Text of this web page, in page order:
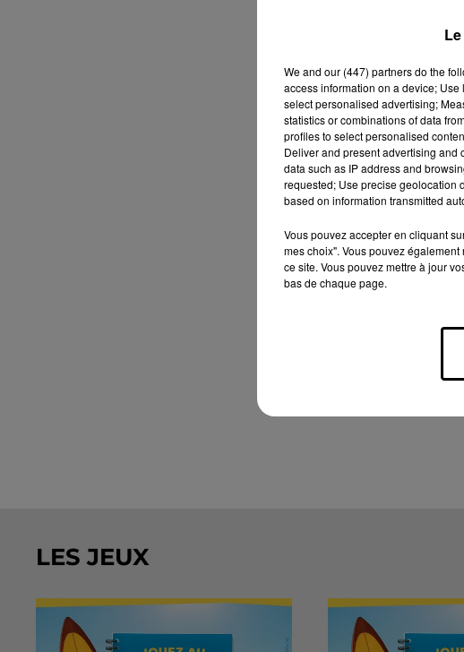
LES JEUX
We and our (447) partnersdo the
access information on a device;
select personalised advertising;
statistics or combinations of data
profiles to select personalised
Deliver and present advertising and
data such as IP address and
requested; Use precise geolocation
based on information transmitted
Vous pouvez accepter en cliquant
mes choix". Vous pouvez
ce site. Vous pouvez mettre à jour
bas de chaque page.